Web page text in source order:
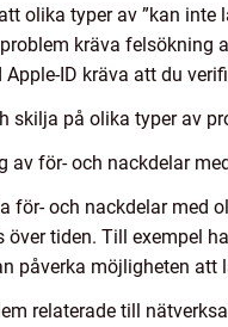
olika typer av ”kan inte
kräva felsökning
ID kräva att du
skilja på olika typer av
av för- och nackdelar
för- och nackdelar med
tiden. Till exempel
påverka möjligheten att
relaterade till